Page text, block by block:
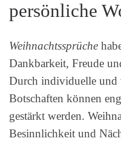
persönliche
Weihnachtssprüche
Dankbarkeit, Freude
Durch individuelle und
Botschaften können
gestärkt werden.
Besinnlichkeit und